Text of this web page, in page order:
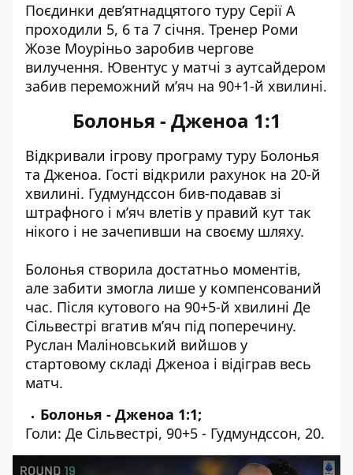
Поєдинки дев’ятнадцятого туру Серії А
проходили 5, 6 та 7 січня. Тренер Роми
Жозе Моуріньо заробив чергове
вилучення. Ювентус у матчі з аутсайдером
забив переможний м’яч на 90+1-й хвилині.
Болонья - Дженоа 1:1
Відкривали ігрову програму туру Болонья
та Дженоа. Гості відкрили рахунок на 20-й
хвилині. Гудмундссон бив-подавав зі
штрафного і м’яч влетів у правий кут так
нікого і не зачепивши на своєму шляху.
Болонья створила достатньо моментів,
але забити змогла лише у компенсований
час. Після кутового на 90+5-й хвилині Де
Сільвестрі вгатив м’яч під поперечину.
Руслан Маліновський вийшов у
стартовому складі Дженоа і відіграв весь
матч.
Болонья - Дженоа 1:1;
Голи: Де Сільвестрі, 90+5 - Гудмундссон, 20.